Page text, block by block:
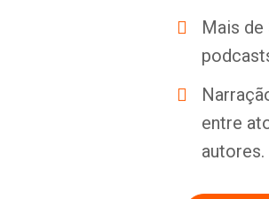
Mais
entre
autores.